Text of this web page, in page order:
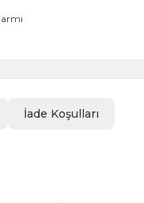
İade Koşulları